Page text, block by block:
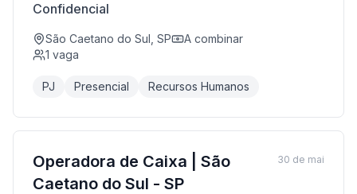
Confidencial
São Caetano do Sul, SP
A combinar
1 vaga
PJ Presencial Recursos Humanos
Operadora de Caixa | São
Caetano do Sul - SP
30 de mai